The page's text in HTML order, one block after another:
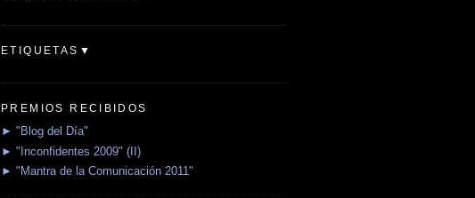
ETIQUETAS▼
PREMIOS RECIBIDOS
► "Blog del Día"
► "Inconfidentes 2009" (II)
► "Mantra de la Comunicación 2011"